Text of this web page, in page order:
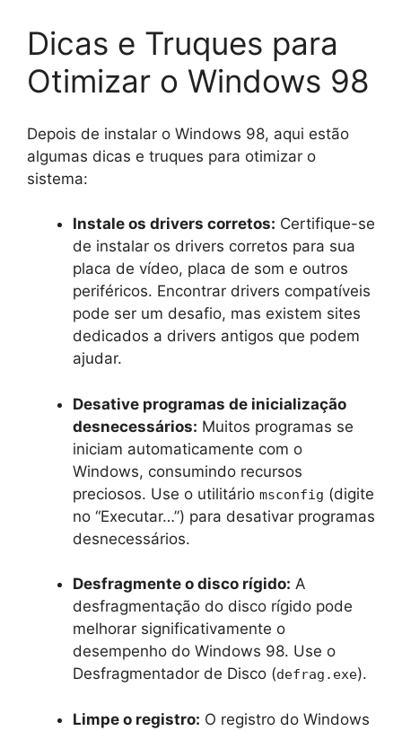
Dicas e Truques para
Otimizar o Windows 98
Depois de instalar o Windows 98, aqui estão
algumas dicas e truques para otimizar o
sistema:
Instale os drivers corretos: Certifique-se
de instalar os drivers corretos para sua
placa de vídeo, placa de som e outros
periféricos. Encontrar drivers compatíveis
pode ser um desafio, mas existem sites
dedicados a drivers antigos que podem
ajudar.
Desative programas de inicialização
desnecessários: Muitos programas se
iniciam automaticamente com o
Windows, consumindo recursos
preciosos. Use o utilitário msconfig (digite
no “Executar…”) para desativar programas
desnecessários.
Desfragmente o disco rígido: A
desfragmentação do disco rígido pode
melhorar significativamente o
desempenho do Windows 98. Use o
Desfragmentador de Disco (defrag.exe).
Limpe o registro: O registro do Windows